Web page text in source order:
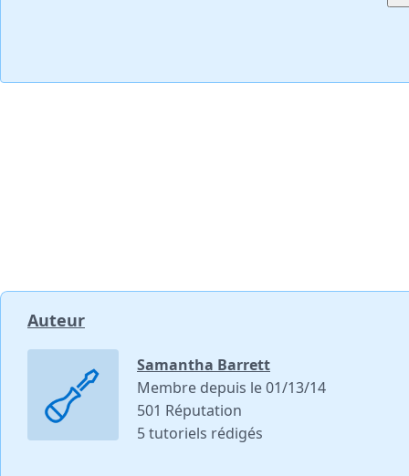
Auteur
Samantha Barrett
Membre depuis le 01/13/14
501 Réputation
5 tutoriels rédigés